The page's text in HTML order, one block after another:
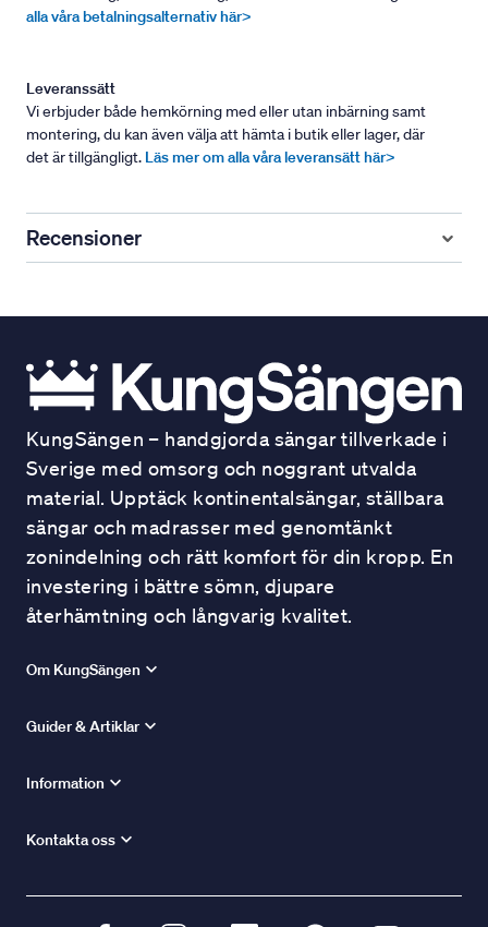
alla våra betalningsalternativ här>
Leveranssätt
Vi erbjuder både hemkörning med eller utan inbärning samt
montering, du kan även välja att hämta i butik eller lager, där
det är tillgängligt. Läs mer om alla våra leveransätt här>
Recensioner
KungSängen – handgjorda sängar tillverkade i
Sverige med omsorg och noggrant utvalda
material. Upptäck kontinentalsängar, ställbara
sängar och madrasser med genomtänkt
zonindelning och rätt komfort för din kropp. En
investering i bättre sömn, djupare
återhämtning och långvarig kvalitet.
Om KungSängen
Guider & Artiklar
Information
Kontakta oss